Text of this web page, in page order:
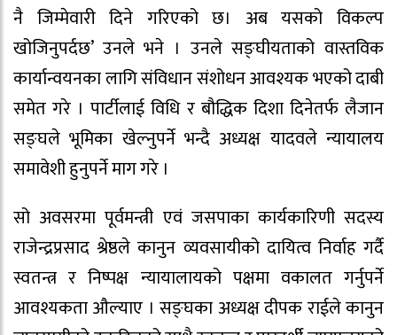
नै जिम्मेवारी दिने गरिएको छ। अब यसको विकल्प
खोजिनुपर्दछ’ उनले भने । उनले सङ्घीयताको वास्तविक
कार्यान्वयनका लागि संविधान संशोधन आवश्यक भएको दाबी
समेत गरे । पार्टीलाई विधि र बौद्धिक दिशा दिनेतर्फ लैजान
सङ्घले भूमिका खेल्नुपर्ने भन्दै अध्यक्ष यादवले न्यायालय
समावेशी हुनुपर्ने माग गरे ।
सो अवसरमा पूर्वमन्त्री एवं जसपाका कार्यकारिणी सदस्य
राजेन्द्रप्रसाद श्रेष्ठले कानुन व्यवसायीको दायित्व निर्वाह गर्दै
स्वतन्त्र र निष्पक्ष न्यायालायको पक्षमा वकालत गर्नुपर्ने
आवश्यकता औल्याए । सङ्घका अध्यक्ष दीपक राईले कानुन